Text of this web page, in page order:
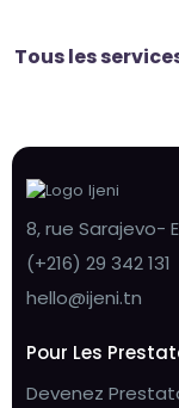
Tous les
8, rue Sarajevo-
(+216) 29 342 131
hello@ijeni.tn
Pour Les
Devenez